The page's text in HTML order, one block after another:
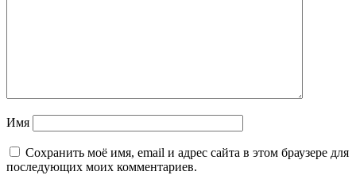
Имя
Сохранить моё имя, email и адрес сайта в этом браузере для
последующих моих комментариев.